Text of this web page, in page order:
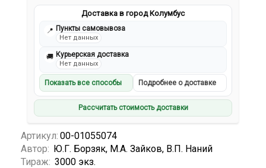
Доставка в город Колумбус
📍 Пункты самовывоза
Нет данных
🚚 Курьерская доставка
Нет данных
Показать все способы Подробнее о доставке
Рассчитать стоимость доставки
Артикул: 00-01055074
Автор: Ю.Г. Борзяк, М.А. Зайков, В.П. Наний
Тираж: 3000 экз.